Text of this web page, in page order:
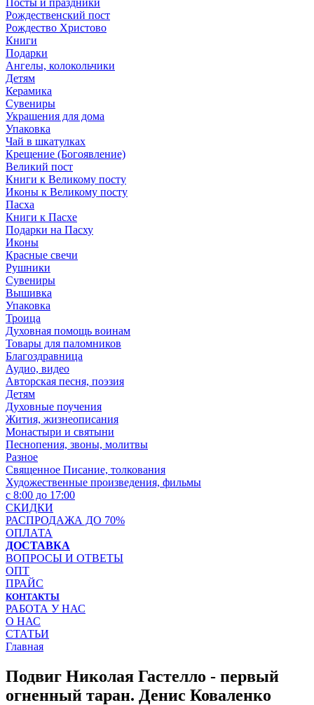
Посты и праздники
Рождественский пост
Рождество Христово
Книги
Подарки
Ангелы, колокольчики
Детям
Керамика
Сувениры
Украшения для дома
Упаковка
Чай в шкатулках
Крещение (Богоявление)
Великий пост
Книги к Великому посту
Иконы к Великому посту
Пасха
Книги к Пасхе
Подарки на Пасху
Иконы
Красные свечи
Рушники
Сувениры
Вышивка
Упаковка
Троица
Духовная помощь воинам
Товары для паломников
Благоздравница
Аудио, видео
Авторская песня, поэзия
Детям
Духовные поучения
Жития, жизнеописания
Монастыри и святыни
Песнопения, звоны, молитвы
Разное
Священное Писание, толкования
Художественные произведения, фильмы
с 8:00 до 17:00
СКИДКИ
РАСПРОДАЖА ДО 70%
ОПЛАТА
ДОСТАВКА
ВОПРОСЫ И ОТВЕТЫ
ОПТ
ПРАЙС
КОНТАКТЫ
РАБОТА У НАС
О НАС
СТАТЬИ
Главная
Подвиг Николая Гастелло - первый
огненный таран. Денис Коваленко